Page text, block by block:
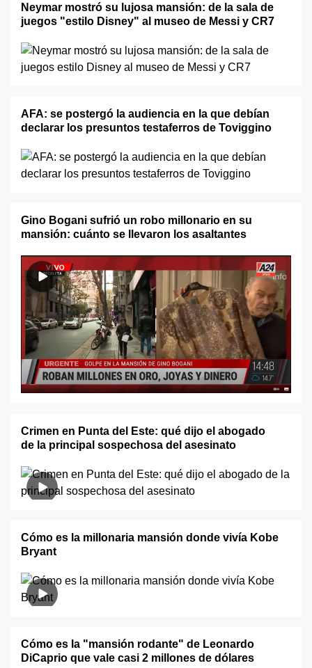
Neymar mostró su lujosa mansión: de la sala de
juegos "estilo Disney" al museo de Messi y CR7
AFA: se postergó la audiencia en la que debían
declarar los presuntos testaferros de Toviggino
Gino Bogani sufrió un robo millonario en su
mansión: cuánto se llevaron los asaltantes
Crimen en Punta del Este: qué dijo el abogado
de la principal sospechosa del asesinato
Cómo es la millonaria mansión donde vivía Kobe
Bryant
Cómo es la "mansión rodante" de Leonardo
DiCaprio que vale casi 2 millones de dólares